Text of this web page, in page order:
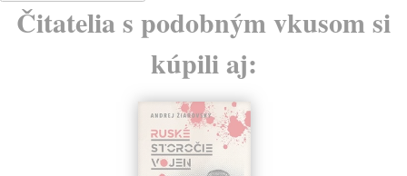
Čitatelia s podobným vkusom si
kúpili aj: